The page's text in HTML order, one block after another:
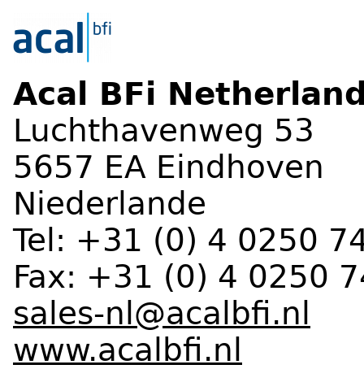
Acal BFi
Luchthavenweg 53
5657 EA Eindhoven
Niederlande
Tel: +31 (0) 4 0250
Fax: +31 (0) 4 0250
sales-nl@acalbfi.nl
www.acalbfi.nl